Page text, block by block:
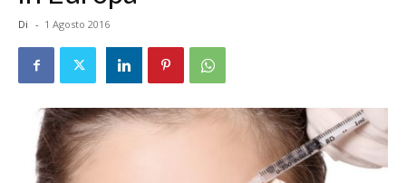
Di - 1 Agosto 2016